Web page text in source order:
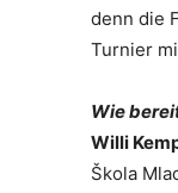
denn die
Turnier
Wie
Willi
Škola